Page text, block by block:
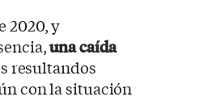
2020, y
una caída
resultandos
con la situación